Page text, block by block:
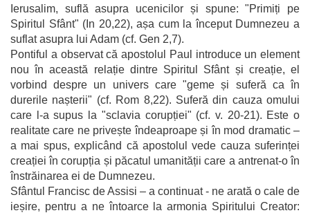
Ierusalim, suflă asupra ucenicilor și spune: "Primiți pe
Spiritul Sfânt" (In 20,22), așa cum la început Dumnezeu a
suflat asupra lui Adam (cf. Gen 2,7).
Pontiful a observat că apostolul Paul introduce un element
nou în această relație dintre Spiritul Sfânt și creație, el
vorbind despre un univers care "geme și suferă ca în
durerile nașterii" (cf. Rom 8,22). Suferă din cauza omului
care l-a supus la "sclavia corupției" (cf. v. 20-21). Este o
realitate care ne privește îndeaproape și în mod dramatic –
a mai spus, explicând că apostolul vede cauza suferinței
creației în corupția și păcatul umanității care a antrenat-o în
înstrăinarea ei de Dumnezeu.
Sfântul Francisc de Assisi – a continuat - ne arată o cale de
ieșire, pentru a ne întoarce la armonia Spiritului Creator: